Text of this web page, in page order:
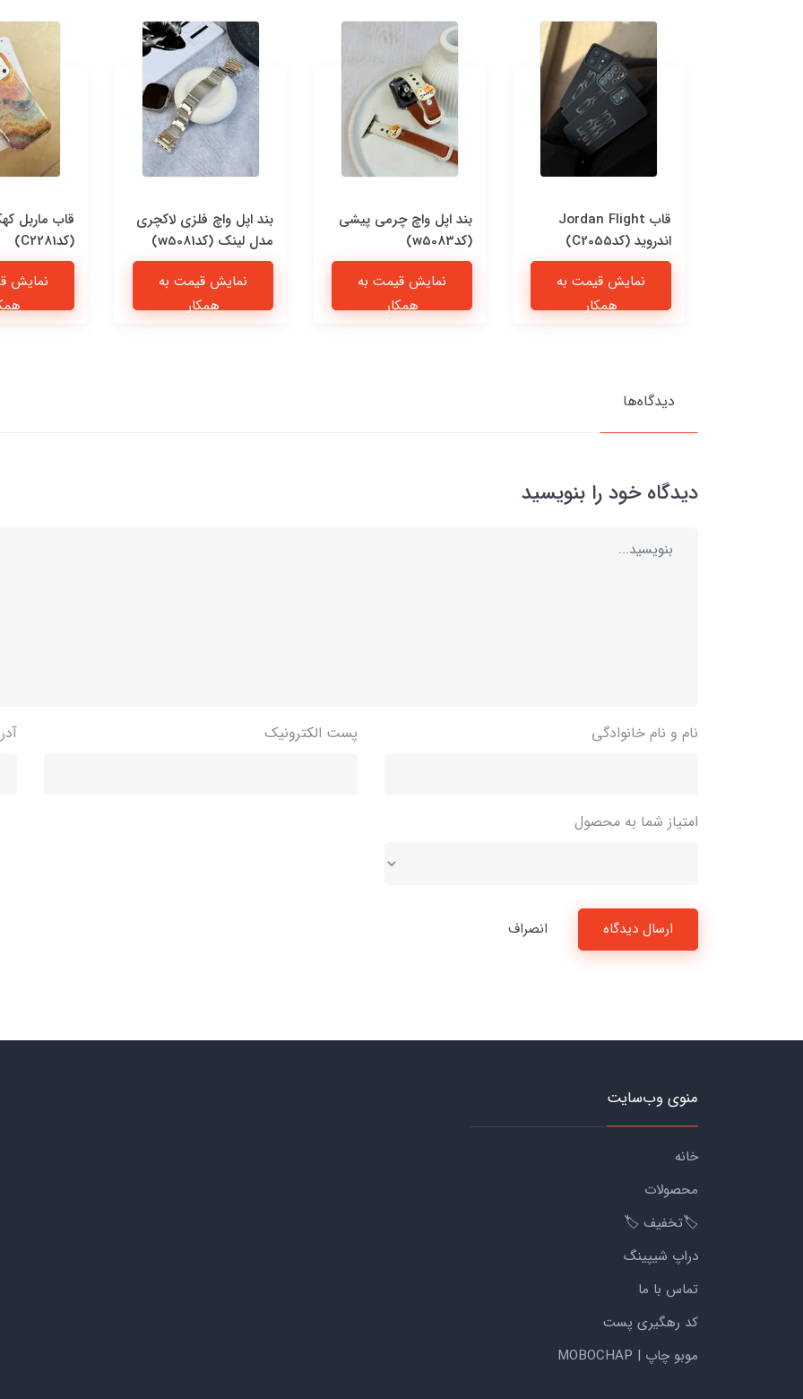
قاب Jordan Flight
اندروید (کدC2055)
نمایش قیمت به
همکار
بند اپل واچ چرمی پیشی
(کدw5083)
نمایش قیمت به
همکار
بند اپل واچ فلزی لاکچری
مدل لینک (کدw5081)
نمایش قیمت به
همکار
قاب ماربل
(کدC2281)
نمایش
دیدگاه‌ها
دیدگاه خود را بنویسید
نام و نام خانوادگی پست الکترونیک
امتیاز شما به محصول
ارسال دیدگاه انصراف
منوی وب‌سایت
خانه
محصولات
🏷️تخفیف 🏷️
دراپ شیپینگ
تماس با ما
کد رهگیری پست
موبو چاپ | MOBOCHAP